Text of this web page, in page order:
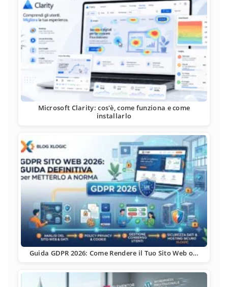
Microsoft Clarity: cos'è, come funziona e come
installarlo
Guida GDPR 2026: Come Rendere il Tuo Sito Web o…